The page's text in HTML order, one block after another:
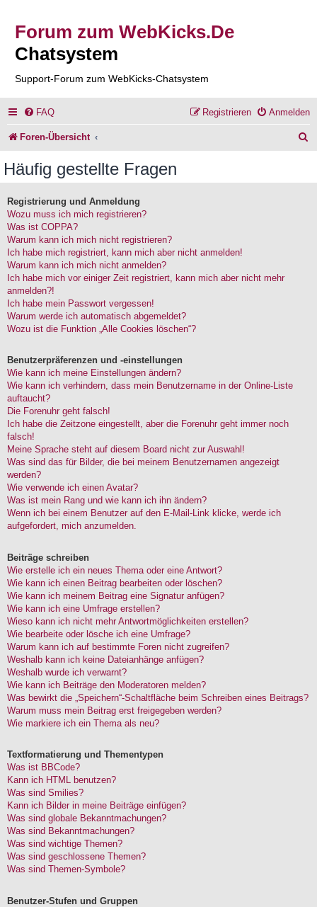
Forum zum WebKicks.De
Chatsystem
Support-Forum zum WebKicks-Chatsystem
FAQ Anmelden
Registrieren
Foren-Übersicht
Häufig gestellte Fragen
Registrierung und Anmeldung
Wozu muss ich mich registrieren?
Was ist COPPA?
Warum kann ich mich nicht registrieren?
Ich habe mich registriert, kann mich aber nicht anmelden!
Warum kann ich mich nicht anmelden?
Ich habe mich vor einiger Zeit registriert, kann mich aber nicht mehr
anmelden?!
Ich habe mein Passwort vergessen!
Warum werde ich automatisch abgemeldet?
Wozu ist die Funktion „Alle Cookies löschen“?
Benutzerpräferenzen und -einstellungen
Wie kann ich meine Einstellungen ändern?
Wie kann ich verhindern, dass mein Benutzername in der Online-Liste
auftaucht?
Die Forenuhr geht falsch!
Ich habe die Zeitzone eingestellt, aber die Forenuhr geht immer noch
falsch!
Meine Sprache steht auf diesem Board nicht zur Auswahl!
Was sind das für Bilder, die bei meinem Benutzernamen angezeigt
werden?
Wie verwende ich einen Avatar?
Was ist mein Rang und wie kann ich ihn ändern?
Wenn ich bei einem Benutzer auf den E-Mail-Link klicke, werde ich
aufgefordert, mich anzumelden.
Beiträge schreiben
Wie erstelle ich ein neues Thema oder eine Antwort?
Wie kann ich einen Beitrag bearbeiten oder löschen?
Wie kann ich meinem Beitrag eine Signatur anfügen?
Wie kann ich eine Umfrage erstellen?
Wieso kann ich nicht mehr Antwortmöglichkeiten erstellen?
Wie bearbeite oder lösche ich eine Umfrage?
Warum kann ich auf bestimmte Foren nicht zugreifen?
Weshalb kann ich keine Dateianhänge anfügen?
Weshalb wurde ich verwarnt?
Wie kann ich Beiträge den Moderatoren melden?
Was bewirkt die „Speichern“-Schaltfläche beim Schreiben eines Beitrags?
Warum muss mein Beitrag erst freigegeben werden?
Wie markiere ich ein Thema als neu?
Textformatierung und Thementypen
Was ist BBCode?
Kann ich HTML benutzen?
Was sind Smilies?
Kann ich Bilder in meine Beiträge einfügen?
Was sind globale Bekanntmachungen?
Was sind Bekanntmachungen?
Was sind wichtige Themen?
Was sind geschlossene Themen?
Was sind Themen-Symbole?
Benutzer-Stufen und Gruppen